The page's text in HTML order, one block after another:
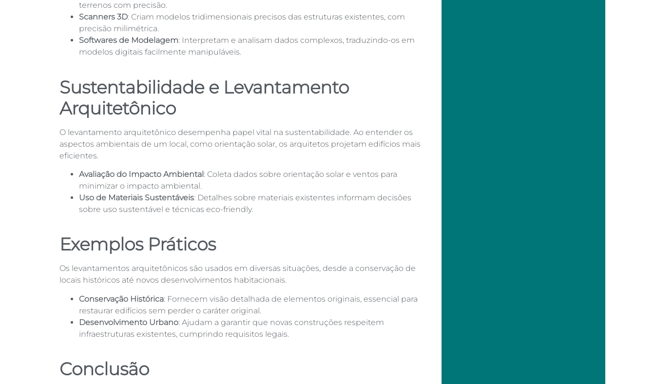
terrenos com precisão.
Scanners 3D: Criam modelos tridimensionais precisos das estruturas existentes, com
precisão milimétrica.
Softwares de Modelagem: Interpretam e analisam dados complexos, traduzindo-os em
modelos digitais facilmente manipuláveis.
Sustentabilidade e Levantamento
Arquitetônico
O levantamento arquitetônico desempenha papel vital na sustentabilidade. Ao entender os
aspectos ambientais de um local, como orientação solar, os arquitetos projetam edifícios mais
eficientes.
Avaliação do Impacto Ambiental: Coleta dados sobre orientação solar e ventos para
minimizar o impacto ambiental.
Uso de Materiais Sustentáveis: Detalhes sobre materiais existentes informam decisões
sobre uso sustentável e técnicas eco-friendly.
Exemplos Práticos
Os levantamentos arquitetônicos são usados em diversas situações, desde a conservação de
locais históricos até novos desenvolvimentos habitacionais.
Conservação Histórica: Fornecem visão detalhada de elementos originais, essencial para
restaurar edifícios sem perder o caráter original.
Desenvolvimento Urbano: Ajudam a garantir que novas construções respeitem
infraestruturas existentes, cumprindo requisitos legais.
Conclusão